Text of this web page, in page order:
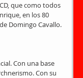
que como todos
en los 80
Domingo Cavallo.
Con una base
Con su